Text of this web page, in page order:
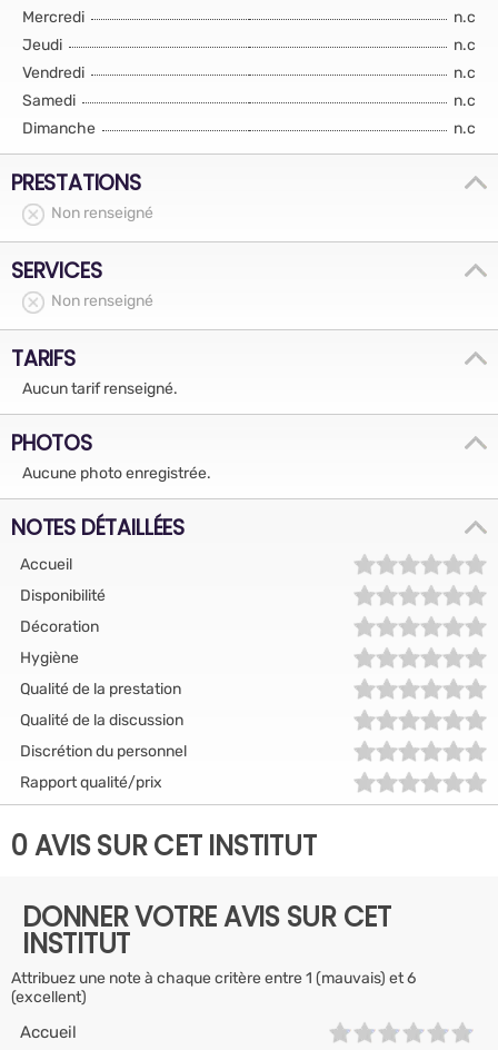
Mercredi
n.c
Jeudi
n.c
Vendredi
n.c
Samedi
n.c
Dimanche
n.c
PRESTATIONS
Non renseigné
SERVICES
Non renseigné
TARIFS
Aucun tarif renseigné.
PHOTOS
Aucune photo enregistrée.
NOTES DÉTAILLÉES
Accueil
Disponibilité
Décoration
Hygiène
Qualité de la prestation
Qualité de la discussion
Discrétion du personnel
Rapport qualité/prix
0 AVIS SUR CET INSTITUT
DONNER VOTRE AVIS SUR CET
INSTITUT
Attribuez une note à chaque critère entre 1 (mauvais) et 6
(excellent)
Accueil